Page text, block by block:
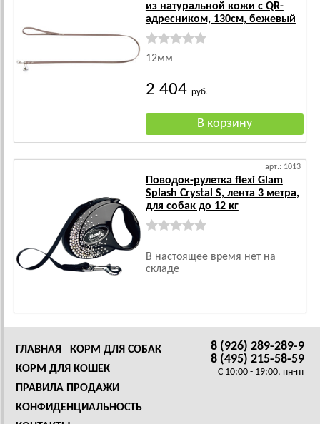
из натуральной кожи с QR-
адресником, 130см, бежевый
12мм
2 404 руб.
арт.: 1013
Поводок-рулетка flexi Glam
Splash Crystal S, лента 3 метра,
для собак до 12 кг
В настоящее время нет на
складе
8 (926) 289-289-9
8 (495) 215-58-59
C 10:00 - 19:00, пн-пт
ГЛАВНАЯ
КОРМ ДЛЯ СОБАК
КОРМ ДЛЯ КОШЕК
ПРАВИЛА ПРОДАЖИ
КОНФИДЕНЦИАЛЬНОСТЬ